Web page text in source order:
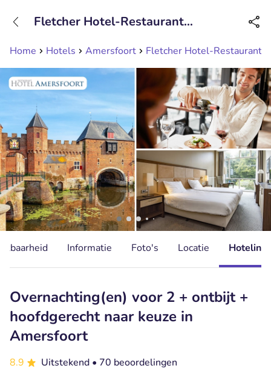
Bereikbaar tot 23:00 uur
Home Hotels Amersfoort Fletcher Hotel-Restaurant
Fletcher Hotel-Restaurant
Informatie Foto's Locatie Hotelinfo
Overnachting(en) voor 2 + ontbijt +
hoofdgerecht naar keuze in
Amersfoort
8.9 Uitstekend • 70 beoordelingen